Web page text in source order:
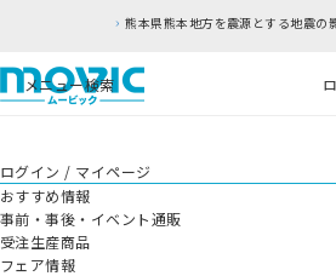
熊本県熊本地方を震源とする地震の影響に
メニュー検索
ログイン / マイページ
おすすめ情報
事前・事後・イベント通販
受注生産商品
フェア情報